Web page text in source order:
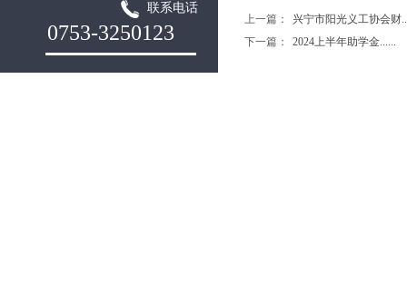
上一篇：
兴宁市阳光义工协会财
下一篇：
2024上半年助学金......
联系电话
0753-3250123